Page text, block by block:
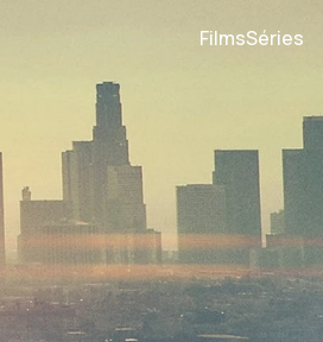
FilmsSéries